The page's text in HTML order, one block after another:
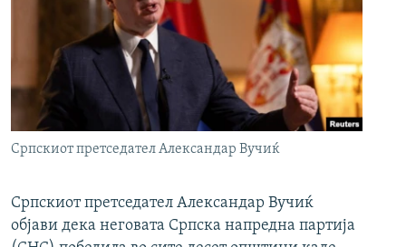
Српскиот претседател Александар Вучиќ
Српскиот претседател Александар Вучиќ
објави дека неговата Српска напредна партија